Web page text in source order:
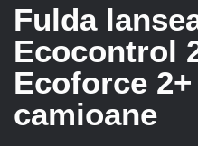
Fulda
Ecocontrol
Ecoforce
camioane